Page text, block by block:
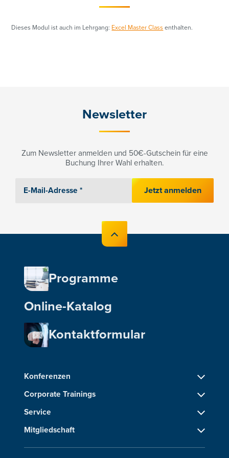
Dieses Modul ist auch im Lehrgang: Excel Master Class enthalten.
Newsletter
Zum Newsletter anmelden und 50€-Gutschein für eine
Buchung Ihrer Wahl erhalten.
Jetzt anmelden
Programme
Online-Katalog
Kontaktformular
Konferenzen
Corporate Trainings
Service
Mitgliedschaft